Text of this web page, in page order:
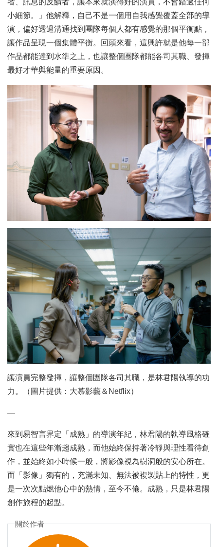
者、訊息的反饋者，讓本來就演得好的演員，不會錯過任何
小細節。」他解釋，自己不是一個用自我感覺覆蓋全部的導
演，偏好透過溝通找到團隊每個人都有感覺的那個平衡點，
讓作品呈現一個集體平衡。回頭來看，這興許就是他每一部
作品都能達到水準之上，也讓整個團隊都能各司其職、發揮
最好才華與能量的重要原因。
讓演員完整發揮，讓整個團隊各司其職，是林君陽執導的功
力。（圖片提供：大慕影藝＆Netflix）
—
來到易智言界定「成熟」的導演年紀，林君陽的執導風格確
實也在這些年漸趨成熟，而他始終保持著冷靜與理性看待創
作，並始終如小時候一般，將影像視為樹洞般的安心所在。
而「影像」獨有的，充滿未知、無法被複製貼上的特性，更
是一次次點燃他心中的熱情，至今不倦。成熟，只是林君陽
創作旅程的起點。
關於作者